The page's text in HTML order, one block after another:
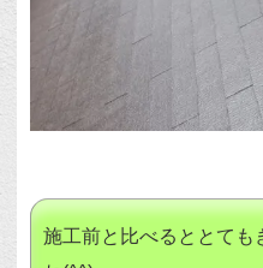
施工前と比べるととても